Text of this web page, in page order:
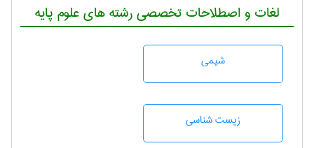
لغات و اصطلاحات تخصصی رشته های علوم پایه
شيمی
زيست شناسی